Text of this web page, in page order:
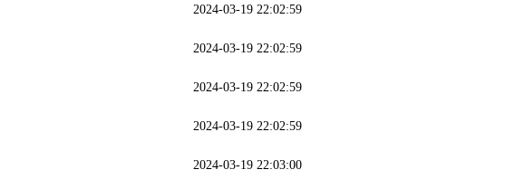
2024-03-19 22:02:59
2024-03-19 22:02:59
2024-03-19 22:02:59
2024-03-19 22:02:59
2024-03-19 22:03:00